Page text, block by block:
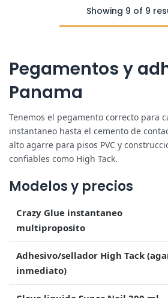
Showing 9 of 9
Pegamentos y
Panama
Tenemos el pegamento correcto para
instantaneo hasta el cemento de
alto agarre para pisos PVC y
confiables como High Tack.
Modelos y precios
Crazy Glue instantaneo
multiproposito
Adhesivo/sellador High Tack
inmediato)